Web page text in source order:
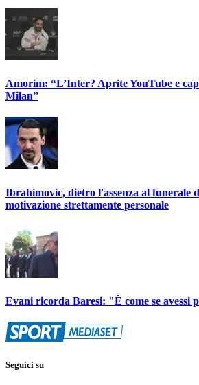
Amorim: “L’Inter? Aprite YouTube e
Milan”
Ibrahimovic, dietro l'assenza al funerale
motivazione strettamente personale
Evani ricorda Baresi: "È come se avessi
Seguici su